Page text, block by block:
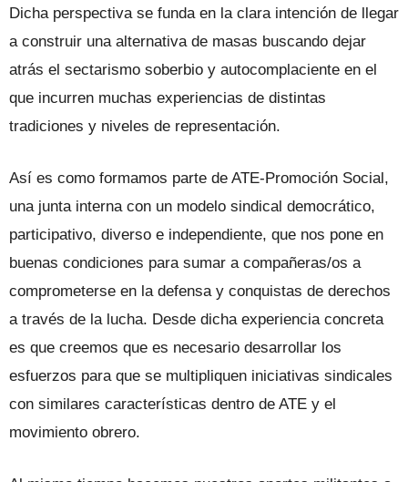
Dicha perspectiva se funda en la clara intención de llegar
a construir una alternativa de masas buscando dejar
atrás el sectarismo soberbio y autocomplaciente en el
que incurren muchas experiencias de distintas
tradiciones y niveles de representación.
Así es como formamos parte de ATE-Promoción Social,
una junta interna con un modelo sindical democrático,
participativo, diverso e independiente, que nos pone en
buenas condiciones para sumar a compañeras/os a
comprometerse en la defensa y conquistas de derechos
a través de la lucha. Desde dicha experiencia concreta
es que creemos que es necesario desarrollar los
esfuerzos para que se multipliquen iniciativas sindicales
con similares características dentro de ATE y el
movimiento obrero.